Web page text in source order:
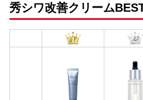
秀シワ改善クリーム